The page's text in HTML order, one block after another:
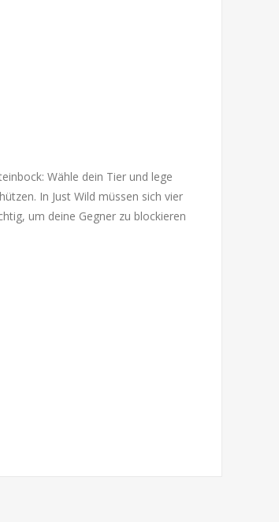
Wähle dein Tier und lege
In Just Wild müssen sich vier
um deine Gegner zu blockieren